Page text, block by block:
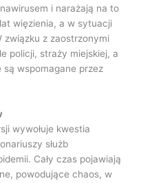
i narażają na to
więzienia, a w sytuacji
związku z zaostrzonymi
policji, straży miejskiej, a
wspomagane przez
wywołuje kwestia
służb
Cały czas pojawiają
powodujące chaos, w